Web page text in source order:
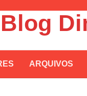
Blog
ARQUIVOS